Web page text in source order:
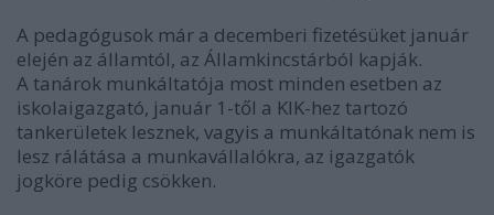
A pedagógusok már a decemberi fizetésüket január
elején az államtól, az Államkincstárból kapják.
A tanárok munkáltatója most minden esetben az
iskolaigazgató, január 1-től a KIK-hez tartozó
tankerületek lesznek, vagyis a munkáltatónak nem is
lesz rálátása a munkavállalókra, az igazgatók
jogköre pedig csökken.